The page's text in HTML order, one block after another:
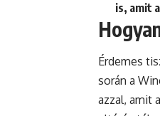
is, amit
Érdemes
során a
azzal, amit